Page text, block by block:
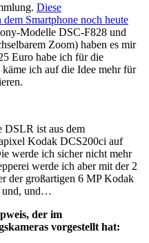
Diese
Smartphone noch heute
Modelle DSC-F828 und
Zoom) haben es mir
Euro habe ich für die
ich auf die Idee mehr für
DSLR ist aus dem
Kodak DCS200ci auf
werde ich sicher nicht mehr
werde ich aber mit der 2
der großartigen 6 MP Kodak
und, und…
der im
vorgestellt hat: